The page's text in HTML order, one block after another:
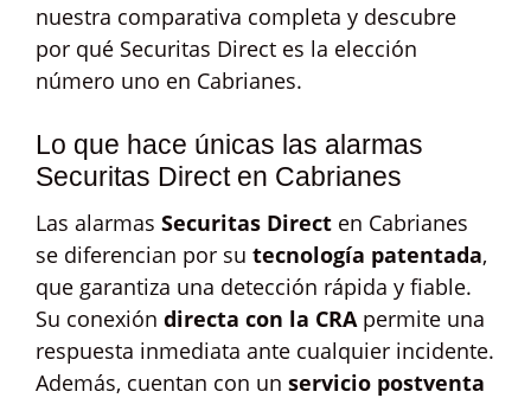
nuestra comparativa completa y descubre
por qué Securitas Direct es la elección
número uno en Cabrianes.
Lo que hace únicas las alarmas
Securitas Direct en Cabrianes
Las alarmas Securitas Direct en Cabrianes
se diferencian por su tecnología patentada,
que garantiza una detección rápida y fiable.
Su conexión directa con la CRApermite una
respuesta inmediata ante cualquier incidente.
Además, cuentan con un servicio postventa